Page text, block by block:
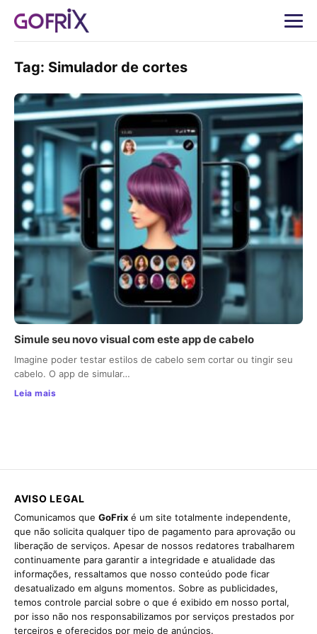
Tag: Simulador de cortes
Simule seu novo visual com este app de cabelo
Imagine poder testar estilos de cabelo sem cortar ou tingir seu
cabelo. O app de simular…
Leia mais
AVISO LEGAL
Comunicamos que GoFrix é um site totalmente independente,
que não solicita qualquer tipo de pagamento para aprovação ou
liberação de serviços. Apesar de nossos redatores trabalharem
continuamente para garantir a integridade e atualidade das
informações, ressaltamos que nosso conteúdo pode ficar
desatualizado em alguns momentos. Sobre as publicidades,
temos controle parcial sobre o que é exibido em nosso portal,
por isso não nos responsabilizamos por serviços prestados por
terceiros e oferecidos por meio de anúncios.